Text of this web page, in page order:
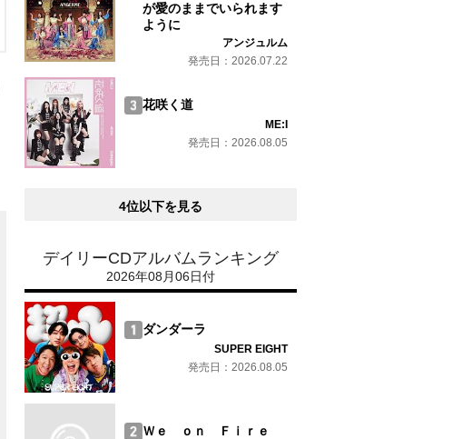
が愛のままでいられます
ように
アンジュルム
発売日：2026.07.22
花咲く道
ME:I
発売日：2026.08.05
4位以下を見る
デイリーCDアルバムランキング
2026年08月06日付
ダンダーラ
SUPER EIGHT
発売日：2026.08.05
Ｗｅ ｏｎ Ｆｉｒｅ